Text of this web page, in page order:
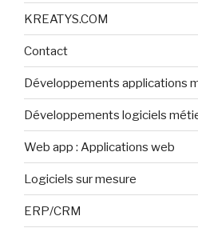
KREATYS.COM
Contact
Développements applications
Développements logiciels
Web app : Applications web
Logiciels sur mesure
ERP/CRM